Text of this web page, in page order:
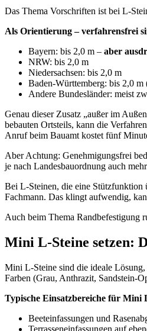
Das Thema Vorschriften ist bei L-
Als Orientierung – verfahrensfrei
Bayern: bis 2,0 m – aber
NRW: bis 2,0 m
Niedersachsen: bis 2,0 m
Baden-Württemberg: bis 2,0
Andere Bundesländer: meist
Genau dieser Zusatz „außer im
bebauten Ortsteils, kann die
Anruf beim Bauamt kostet fünf
Aber Achtung: Genehmigungsfrei
je nach Landesbauordnung auch
Bei L-Steinen, die eine Stützfunktion
Fachmann. Das klingt aufwendig,
Auch beim Thema Randbefestigung
Mini L-Steine setzen:
Mini L-Steine sind die ideale
Farben (Grau, Anthrazit, Sandstein-
Typische Einsatzbereiche für Mini
Beeteinfassungen und
Terrasseneinfassungen auf